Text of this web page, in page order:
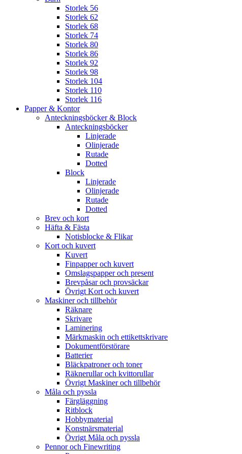
Storlek 56
Storlek 62
Storlek 68
Storlek 74
Storlek 80
Storlek 86
Storlek 92
Storlek 98
Storlek 104
Storlek 110
Storlek 116
Papper & Kontor
Anteckningsböcker & Block
Anteckningsböcker
Linjerade
Olinjerade
Rutade
Dotted
Block
Linjerade
Olinjerade
Rutade
Dotted
Brev och kort
Häfta & Fästa
Notisblocke & Flikar
Kort och kuvert
Kuvert
Finpapper och kuvert
Omslagspapper och present
Brevpåsar och provsäckar
Övrigt Kort och kuvert
Maskiner och tillbehör
Räknare
Skrivare
Laminering
Märkmaskin och ettikettskrivare
Dokumentförstörare
Batterier
Bläckpatroner och toner
Räknerullar och kvittorullar
Övrigt Maskiner och tillbehör
Måla och pyssla
Färgläggning
Ritblock
Hobbymaterial
Konstnärsmaterial
Övrigt Måla och pyssla
Pennor och Finewriting